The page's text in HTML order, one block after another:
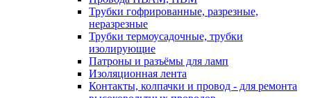
Трубки гофрированные, разрезные,
неразрезные
Трубки термоусадочные, трубки
изолирующие
Патроны и разъёмы для ламп
Изоляционная лента
Контакты, колпачки и провод - для ремонта